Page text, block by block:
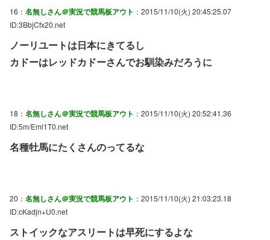
16： 名無しさん＠実況で競馬板アウト ：2015/11/10(火) 20:45:25.07
ID:3BbjCfx20.net
ノーリユートは日本にきてるし
カドーはレッドカドーさんでお馴染みだろうに
18： 名無しさん＠実況で競馬板アウト ：2015/11/10(火) 20:52:41.36
ID:5m/Eml1T0.net
名種牡馬にたくさんのってるな
20： 名無しさん＠実況で競馬板アウト ：2015/11/10(火) 21:03:23.18
ID:cKadjn+U0.net
ストイックなアスリートは早死にするよな